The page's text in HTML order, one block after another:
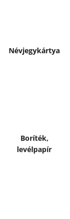
Névjegy­kártya
Boríték,
levélpapír